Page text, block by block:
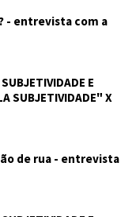
- entrevista com a
E
SUBJETIVIDADE" X
de rua - entrevista